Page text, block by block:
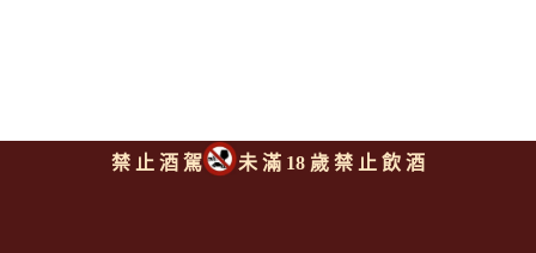
禁 止 酒 駕 未 滿 18 歲 禁 止 飲 酒